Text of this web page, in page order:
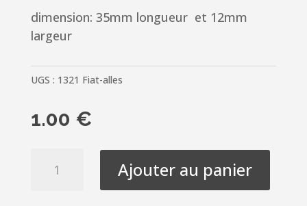
dimension: 35mm longueur et 12mm
largeur
UGS : 1321 Fiat-alles
1.00 €
Ajouter au panier